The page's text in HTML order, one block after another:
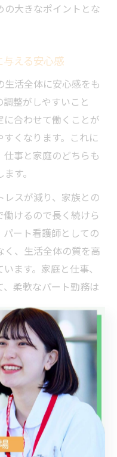
の大きなポイントとな
える安心感
活全体に安心感をも
整がしやすいこと
合わせて働くことが
くなります。これに
事と家庭のどちらも
す。
スが減り、家族との
けるので長く続けら
ート看護師としての
、生活全体の質を高
ます。家庭と仕事、
柔軟なパート勤務は
護師ライフ
崎で実現
と両立できる働き方